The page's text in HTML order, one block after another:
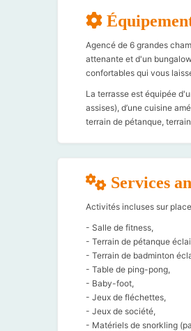
Agencé de 6 grandes
attenante et d'un
confortables qui vous
La terrasse est équipée
assises), d’une cuisine
terrain de pétanque,
Services
Activités incluses sur
- Salle de fitness,
- Terrain de pétanque
- Terrain de badminton
- Table de ping-pong,
- Baby-foot,
- Jeux de fléchettes,
- Jeux de société,
- Matériels de snorkling